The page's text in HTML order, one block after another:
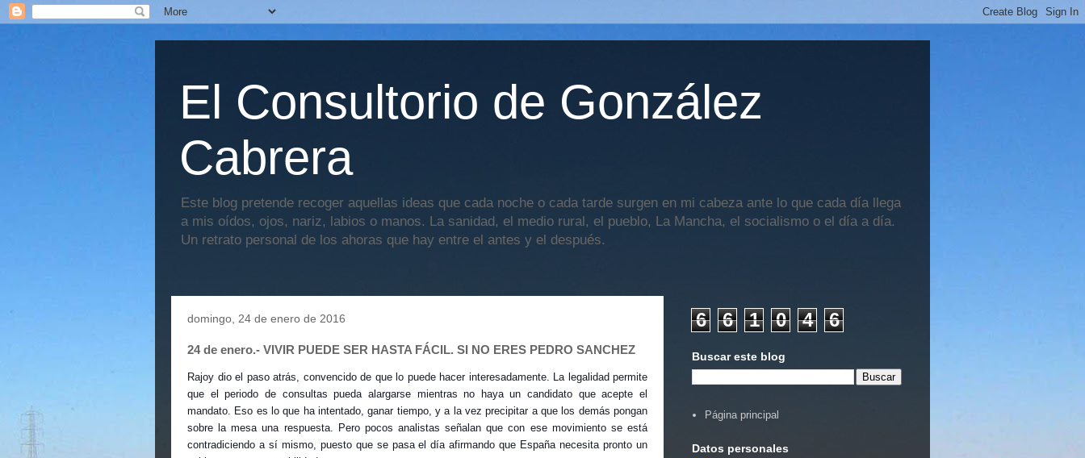
El Consultorio de González
Cabrera
Este blog pretende recoger aquellas ideas que cada noche o cada tarde surgen en mi cabeza ante lo que cada día llega
a mis oídos, ojos, nariz, labios o manos. La sanidad, el medio rural, el pueblo, La Mancha, el socialismo o el día a día.
Un retrato personal de los ahoras que hay entre el antes y el después.
domingo, 24 de enero de 2016
24 de enero.- VIVIR PUEDE SER HASTA FÁCIL. SI NO ERES PEDRO SANCHEZ
Rajoy dio el paso atrás, convencido de que lo puede hacer interesadamente. La legalidad permite
que el periodo de consultas pueda alargarse mientras no haya un candidato que acepte el
mandato. Eso es lo que ha intentado, ganar tiempo, y a la vez precipitar a que los demás pongan
sobre la mesa una respuesta. Pero pocos analistas señalan que con ese movimiento se está
contradiciendo a sí mismo, puesto que se pasa el día afirmando que España necesita pronto un
6 6 1 0 4 6
Buscar este blog
Página principal
Datos personales